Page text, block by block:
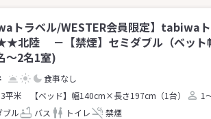
トラベル/WESTER会員限定】tabiwa
北陸 －【禁煙】セミダブル（ベット
～2名1室)
食事なし
平米
【ベッド】幅140cm×長さ197cm（1台）
1
ブル
バス トイレ 禁煙